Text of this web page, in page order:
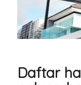
Daftar